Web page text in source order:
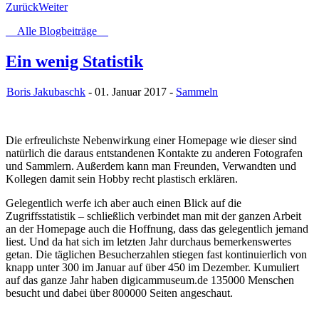
ZurückWeiter
Alle Blogbeiträge
Ein wenig Statistik
Boris Jakubaschk - 01. Januar 2017 - Sammeln
Die erfreulichste Nebenwirkung einer Homepage wie dieser sind
natürlich die daraus entstandenen Kontakte zu anderen Fotografen
und Sammlern. Außerdem kann man Freunden, Verwandten und
Kollegen damit sein Hobby recht plastisch erklären.
Gelegentlich werfe ich aber auch einen Blick auf die
Zugriffsstatistik – schließlich verbindet man mit der ganzen Arbeit
an der Homepage auch die Hoffnung, dass das gelegentlich jemand
liest. Und da hat sich im letzten Jahr durchaus bemerkenswertes
getan. Die täglichen Besucherzahlen stiegen fast kontinuierlich von
knapp unter 300 im Januar auf über 450 im Dezember. Kumuliert
auf das ganze Jahr haben digicammuseum.de 135000 Menschen
besucht und dabei über 800000 Seiten angeschaut.